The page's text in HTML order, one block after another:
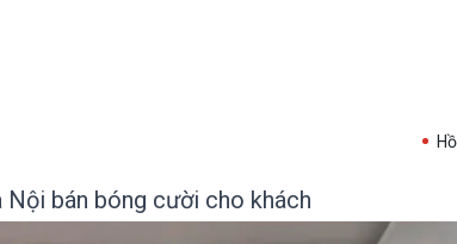
bán bóng cười cho khách